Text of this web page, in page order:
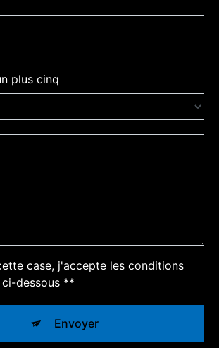
plus cinq
case, j'accepte les conditions
dessous **
Envoyer